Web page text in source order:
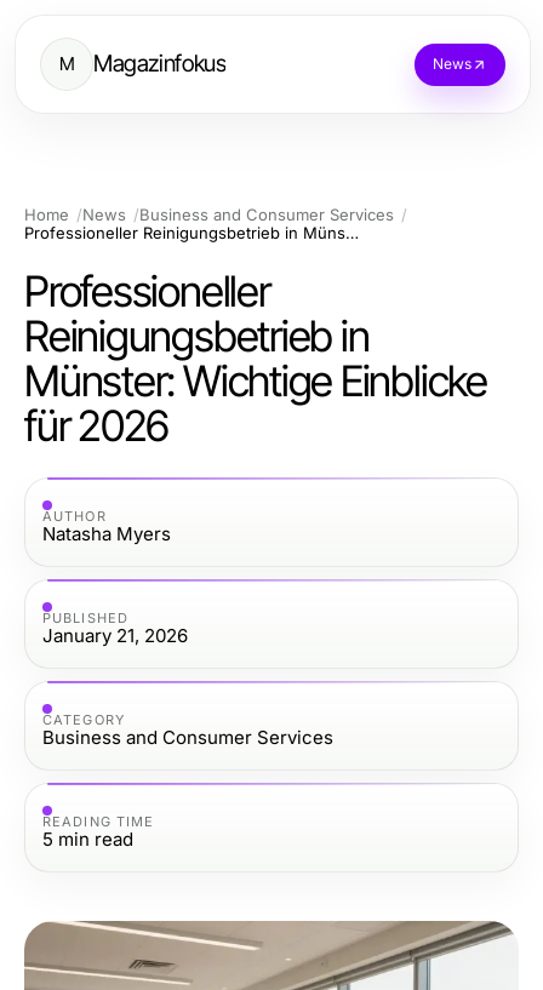
M Magazinfokus News
Home News
Business and Consumer Services
Professioneller Reinigungsbetrieb in Münster: Wichtige Einblicke für 2026
Professioneller
Reinigungsbetrieb in
Münster: Wichtige Einblicke
für 2026
AUTHOR
Natasha Myers
PUBLISHED
January 21, 2026
CATEGORY
Business and Consumer Services
READING TIME
5 min read